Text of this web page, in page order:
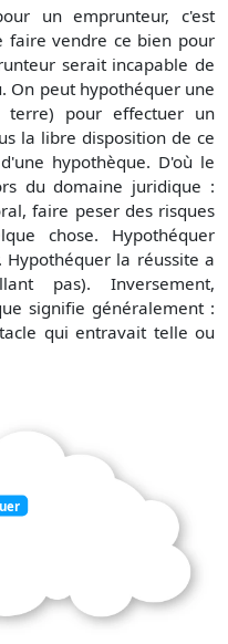
un emprunteur, c'est
faire vendre ce bien pour
serait incapable de
On peut hypothéquer une
terre) pour effectuer un
la libre disposition de ce
hypothèque. D'où le
du domaine juridique :
faire peser des risques
chose. Hypothéquer
Hypothéquer la réussite a
pas). Inversement,
signifie généralement :
qui entravait telle ou